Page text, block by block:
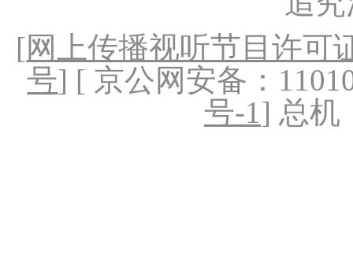
[网上传播视听节目许可
号] [ 京公网安备：
号-1] 总机